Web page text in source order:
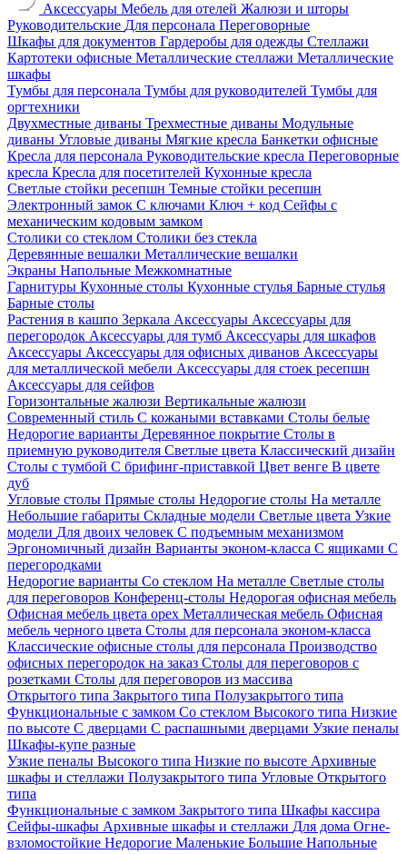
Аксессуары Мебель для отелей Жалюзи и шторы
Руководительские Для персонала Переговорные
Шкафы для документов Гардеробы для одежды Стеллажи
Картотеки офисные Металлические стеллажи Металлические
шкафы
Тумбы для персонала Тумбы для руководителей Тумбы для
оргтехники
Двухместные диваны Трехместные диваны Модульные
диваны Угловые диваны Мягкие кресла Банкетки офисные
Кресла для персонала Руководительские кресла Переговорные
кресла Кресла для посетителей Кухонные кресла
Светлые стойки ресепшн Темные стойки ресепшн
Электронный замок С ключами Ключ + код Сейфы с
механическим кодовым замком
Столики со стеклом Столики без стекла
Деревянные вешалки Металлические вешалки
Экраны Напольные Межкомнатные
Гарнитуры Кухонные столы Кухонные стулья Барные стулья
Барные столы
Растения в кашпо Зеркала Аксессуары Аксессуары для
перегородок Аксессуары для тумб Аксессуары для шкафов
Аксессуары Аксессуары для офисных диванов Аксессуары
для металлической мебели Аксессуары для стоек ресепшн
Аксессуары для сейфов
Горизонтальные жалюзи Вертикальные жалюзи
Современный стиль С кожаными вставками Столы белые
Недорогие варианты Деревянное покрытие Столы в
приемную руководителя Светлые цвета Классический дизайн
Столы с тумбой С брифинг-приставкой Цвет венге В цвете
дуб
Угловые столы Прямые столы Недорогие столы На металле
Небольшие габариты Складные модели Светлые цвета Узкие
модели Для двоих человек С подъемным механизмом
Эргономичный дизайн Варианты эконом-класса С ящиками С
перегородками
Недорогие варианты Со стеклом На металле Светлые столы
для переговоров Конференц-столы Недорогая офисная мебель
Офисная мебель цвета орех Металлическая мебель Офисная
мебель черного цвета Столы для персонала эконом-класса
Классические офисные столы для персонала Производство
офисных перегородок на заказ Столы для переговоров с
розетками Столы для переговоров из массива
Открытого типа Закрытого типа Полузакрытого типа
Функциональные с замком Со стеклом Высокого типа Низкие
по высоте С дверцами С распашными дверцами Узкие пеналы
Шкафы-купе разные
Узкие пеналы Высокого типа Низкие по высоте Архивные
шкафы и стеллажи Полузакрытого типа Угловые Открытого
типа
Функциональные с замком Закрытого типа Шкафы кассира
Сейфы-шкафы Архивные шкафы и стеллажи Для дома Огне-
взломостойкие Недорогие Маленькие Большие Напольные